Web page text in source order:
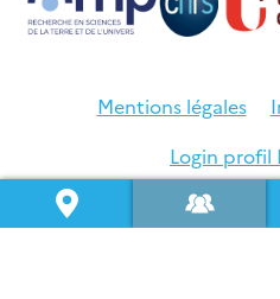
Mentions légales
Login profil